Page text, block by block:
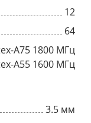
12
64
A75 1800 МГц
A55 1600 МГц
3.5 мм